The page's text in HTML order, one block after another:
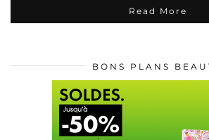
Read More
BONS PLANS